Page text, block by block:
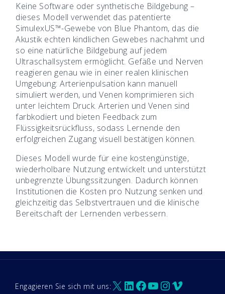
Keine Software oder synthetische Bildgebung –
dieses Modell verwendet das patentierte
SimulexUS™-Gewebe von Blue Phantom, das die
Akustik echten kindlichen Gewebes nachahmt und
so eine natürliche Bildgebung auf jedem
Ultraschallsystem ermöglicht. Gefäße und Nerven
reagieren genau wie in einer realen klinischen
Umgebung: Arterienpulsation kann manuell
simuliert werden, und Venen komprimieren sich
unter leichtem Druck. Arterien und Venen sind
farbkodiert und bieten Feedback zum
Flüssigkeitsrückfluss, sodass Lernende den
erfolgreichen Zugang visuell bestätigen können.
Dieses Modell wurde für eine kostengünstige,
wiederholbare Nutzung entwickelt und unterstützt
unbegrenzte Übungssitzungen. Dadurch können
Institutionen die Kosten pro Nutzung senken und
gleichzeitig das Selbstvertrauen und die klinische
Bereitschaft der Lernenden verbessern.
Engagieren Sie sich mit uns:X LinkedIn
Facebook
YouTube
Instagram
Vimeo